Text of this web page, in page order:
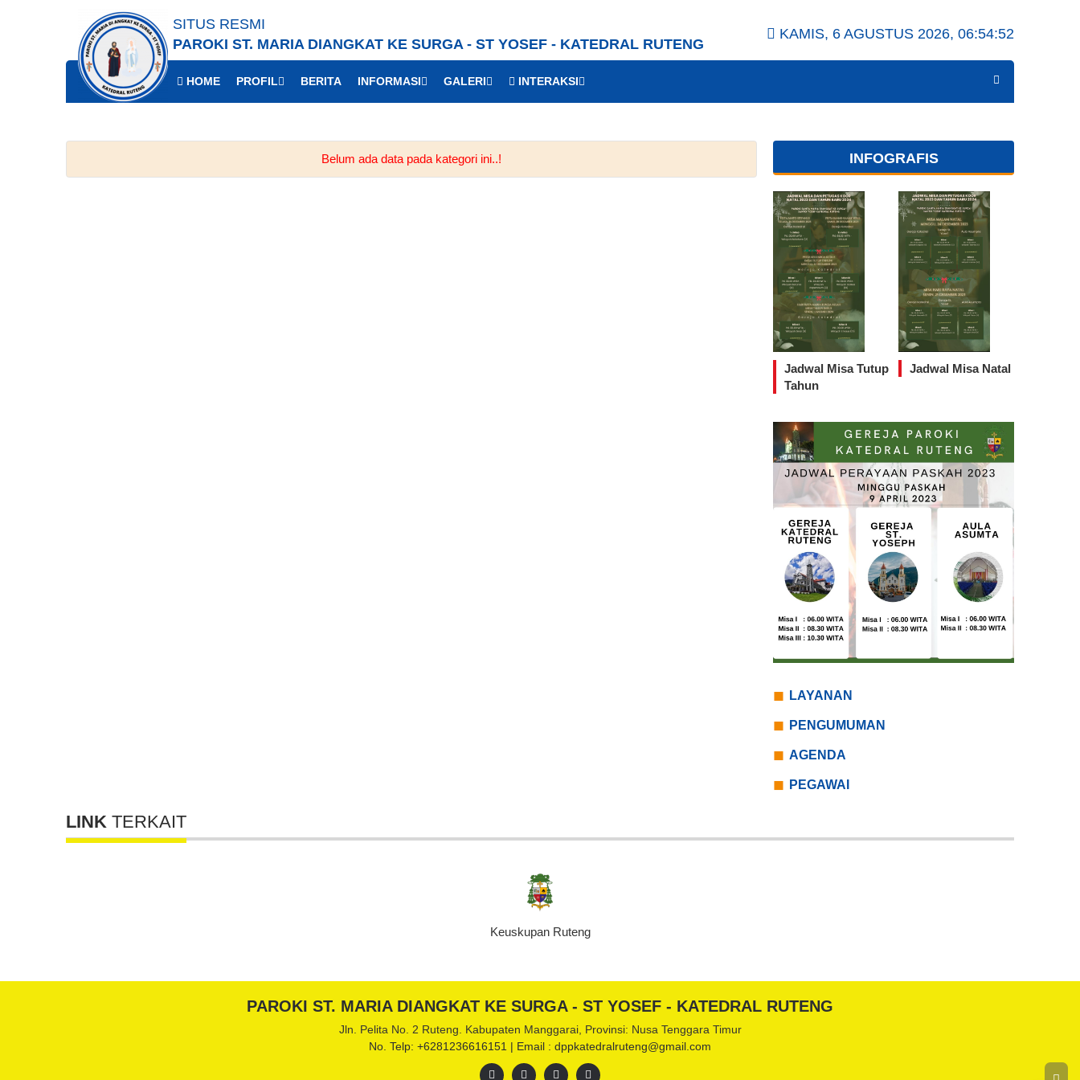
SITUS RESMI
PAROKI ST. MARIA DIANGKAT KE SURGA - ST YOSEF - KATEDRAL RUTENG
KAMIS, 6 AGUSTUS 2026, 06:54:53
HOME PROFIL BERITA INFORMASI GALERI INTERAKSI
Belum ada data pada kategori ini..! INFOGRAFIS
Jadwal Misa Tutup
Tahun
Jadwal Misa Natal
LAYANAN
PENGUMUMAN
AGENDA
PEGAWAI
LINK TERKAIT
Keuskupan Ruteng
PAROKI ST. MARIA DIANGKAT KE SURGA - ST YOSEF - KATEDRAL RUTENG
Jln. Pelita No. 2 Ruteng. Kabupaten Manggarai, Provinsi: Nusa Tenggara Timur
No. Telp: +6281236616151 | Email : dppkatedralruteng@gmail.com